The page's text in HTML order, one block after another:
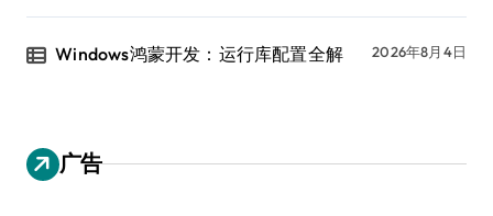
Windows鸿蒙开发：运行库配置全解 2026年8月4日
广告